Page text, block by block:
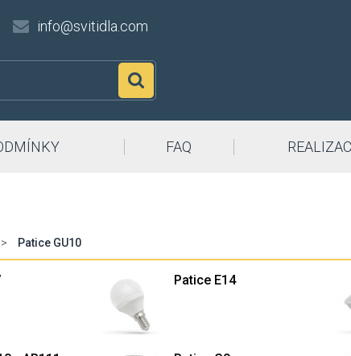
info@svitidla.com
FAQ
> Patice GU10
Patice E14